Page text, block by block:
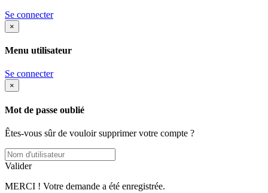
Se connecter
×
Menu utilisateur
Se connecter
×
Mot de passe oublié
Êtes-vous sûr de vouloir supprimer votre compte ?
Valider
MERCI ! Votre demande a été enregistrée.